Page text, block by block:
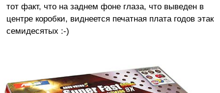
тот факт, что на заднем фоне глаза, что выведен в
центре коробки, виднеется печатная плата годов этак
семидесятых :-)